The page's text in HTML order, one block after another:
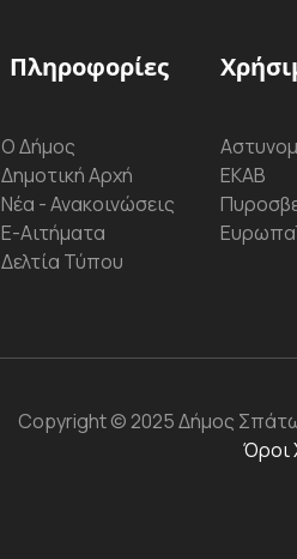
Πληροφορίες
Ο Δήμος
Δημοτική Αρχή
Νέα - Ανακοινώσεις
Ε-Αιτήματα
Δελτία Τύπου
ΕΚΑΒ
Copyright© 2025 Δήμος
Όροι